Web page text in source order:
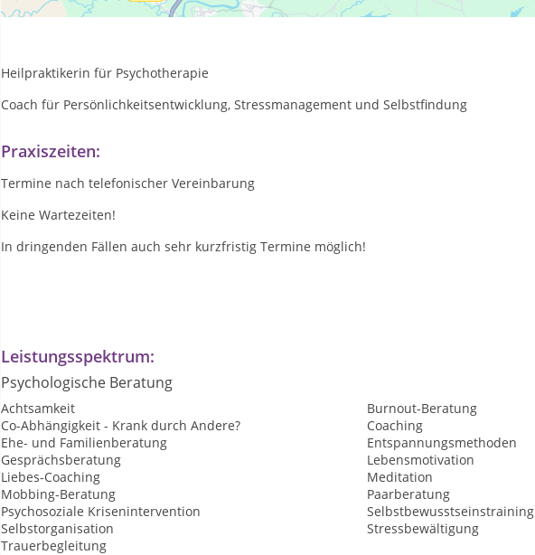
bewusst denken,fühlen, handeln und erleben...
Heilpraktikerin für Psychotherapie
Coach für Persönlichkeitsentwicklung, Stressmanagement und Selbstfindung
Praxiszeiten:
Termine nach telefonischer Vereinbarung
Keine Wartezeiten!
In dringenden Fällen auch sehr kurzfristig Termine möglich!
Leistungsspektrum:
Psychologische Beratung
Achtsamkeit
Burnout-Beratung
Co-Abhängigkeit - Krank durch Andere?
Coaching
Ehe- und Familienberatung
Entspannungsmethoden
Gesprächsberatung
Lebensmotivation
Liebes-Coaching
Meditation
Mobbing-Beratung
Paarberatung
Psychosoziale Krisenintervention
Selbstbewusstseinstraining
Selbstorganisation
Stressbewältigung
Trauerbegleitung